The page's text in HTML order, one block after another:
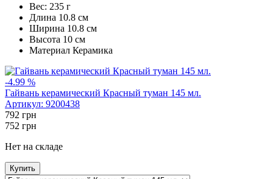
Вес: 235 г
Длина 10.8 см
Ширина 10.8 см
Высота 10 см
Maтериал Керамика
-4.99 %
Гайвань керамический Красный туман 145 мл.
Артикул: 9200438
792 грн
752 грн
Нет на складе
Купить